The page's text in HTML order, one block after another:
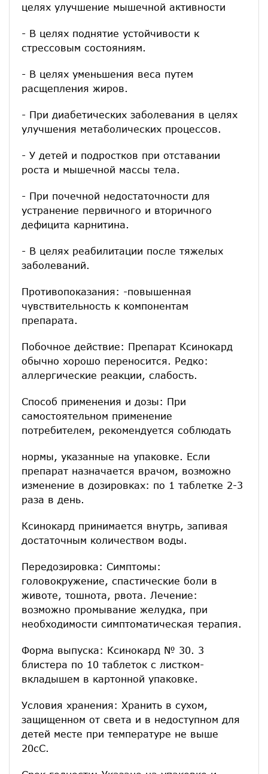
целях улучшение мышечной активности
- В целях поднятие устойчивости к
стрессовым состояниям.
- В целях уменьшения веса путем
расщепления жиров.
- При диабетических заболевания в целях
улучшения метаболических процессов.
- У детей и подростков при отставании
роста и мышечной массы тела.
- При почечной недостаточности для
устранение первичного и вторичного
дефицита карнитина.
- В целях реабилитации после тяжелых
заболеваний.
Противопоказания: -повышенная
чувствительность к компонентам
препарата.
Побочное действие: Препарат Ксинокард
обычно хорошо переносится. Редко:
аллергические реакции, слабость.
Способ применения и дозы: При
самостоятельном применение
потребителем, рекомендуется соблюдать
нормы, указанные на упаковке. Если
препарат назначается врачом, возможно
изменение в дозировках: по 1 таблетке 2-3
раза в день.
Ксинокард принимается внутрь, запивая
достаточным количеством воды.
Передозировка: Симптомы:
головокружение, спастические боли в
животе, тошнота, рвота. Лечение:
возможно промывание желудка, при
необходимости симптоматическая терапия.
Форма выпуска: Ксинокард № 30. 3
блистера по 10 таблеток с листком-
вкладышем в картонной упаковке.
Условия хранения: Хранить в сухом,
защищенном от света и в недоступном для
детей месте при температуре не выше
20сС.